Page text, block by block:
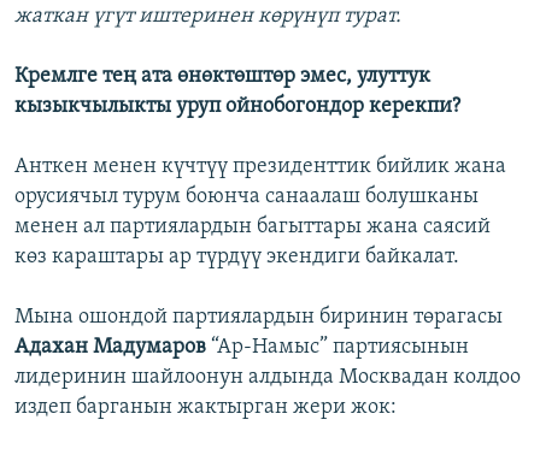
жаткан үгүт иштеринен көрүнүп турат.
Кремлге тең ата өнөктөштөр эмес, улуттук
кызыкчылыкты уруп ойнобогондор керекпи?
Анткен менен күчтүү президенттик бийлик жана
орусиячыл турум боюнча санаалаш болушканы
менен ал партиялардын багыттары жана саясий
көз караштары ар түрдүү экендиги байкалат.
Мына ошондой партиялардын биринин төрагасы
Адахан Мадумаров “Ар-Намыс” партиясынын
лидеринин шайлоонун алдында Москвадан колдоо
издеп барганын жактырган жери жок: